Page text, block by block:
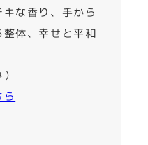
な香り、手から
体、幸せと平和